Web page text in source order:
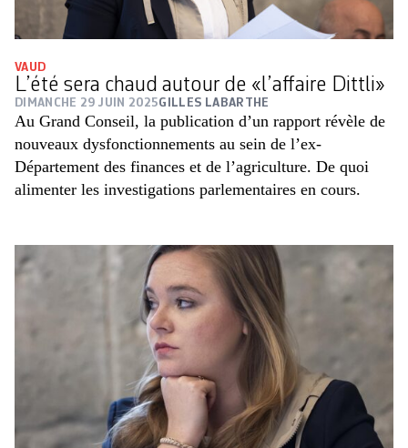
VAUD
L’été sera chaud autour de «l’affaire Dittli»
DIMANCHE 29 JUIN 2025GILLES LABARTHE
Au Grand Conseil, la publication d’un rapport révèle de
nouveaux dysfonctionnements au sein de l’ex-
Département des finances et de l’agriculture. De quoi
alimenter les investigations parlementaires en cours.